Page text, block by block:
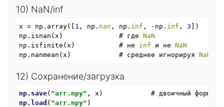
10) NaN/inf
x = np . array([ 1 , np . nan , np . inf , -np . inf , 3 ])
np . isnan(x)              # где NaN
np . isfinite(x)           # не inf и не NaN
np . nanmean(x)            # среднее игнорируя NaN
12) Сохранение/загрузка
np.save( "arr.npy" , x)            # двоичный формат
np.load ( "arr.npy" )